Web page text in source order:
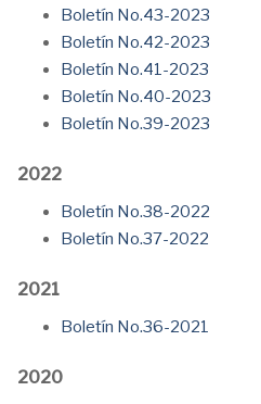
Boletín No.43-2023
Boletín No.42-2023
Boletín No.41-2023
Boletín No.40-2023
Boletín No.39-2023
2022
Boletín No.38-2022
Boletín No.37-2022
2021
Boletín No.36-2021
2020